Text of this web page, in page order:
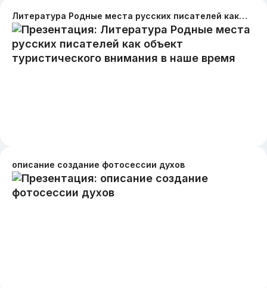
Литература Родные места русских писателей как объект туристического внимания в наше время
описание создание фотосессии духов